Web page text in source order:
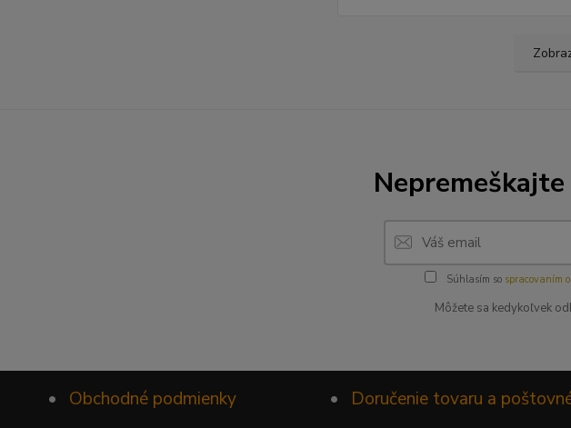
Súhlasím so spracovaním
Môžete sa kedykoľvek
• Obchodné podmienky • Doručenie tovaru a